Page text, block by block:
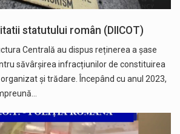
statutului român (DIICOT)
Centrală au dispus reținerea a șase
săvârșirea infracțiunilor de constituirea
și trădare. Începând cu anul 2023,